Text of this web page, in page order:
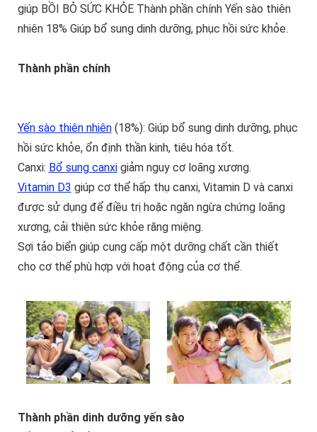
giúp BỒI BỎ SỨC KHỎE Thành phần chính Yến sào thiên
nhiên 18% Giúp bổ sung dinh dưỡng, phục hồi sức khỏe.
Thành phần chính
Yến sào thiên nhiên(18%): Giúp bổ sung dinh dưỡng, phục
hồi sức khỏe, ổn định thần kinh, tiêu hóa tốt.
Canxi: Bổ sung canxigiảm nguy cơ loãng xương.
Vitamin D3 giúp cơ thể hấp thụ canxi, Vitamin D và canxi
được sử dụng để điều trị hoặc ngăn ngừa chứng loãng
xương, cải thiện sức khỏe răng miệng.
Sợi tảo biển giúp cung cấp một dưỡng chất cần thiết
cho cơ thể phù hợp với hoạt động của cơ thể.
Thành phần dinh dưỡng yến sào